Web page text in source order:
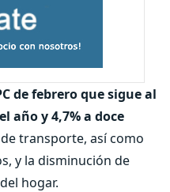
de febrero que sigue al
año y 4,7% a doce
transporte, así como
y la disminución de
hogar.